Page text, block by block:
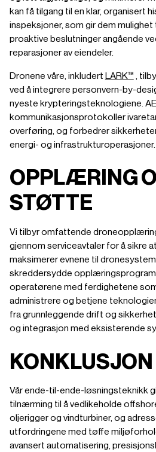
kan få tilgang til en klar, organisert
inspeksjoner, som gir dem mulighet
proaktive beslutninger angående
reparasjoner av eiendeler.
Dronene våre, inkludert LARK™ ,
ved å integrere personvern-by-
nyeste krypteringsteknologiene.
kommunikasjonsprotokoller
overføring, og forbedrer
energi- og infrastrukturoperasjoner.
OPPLÆRING
STØTTE
Vi tilbyr omfattende
gjennom serviceavtaler for å sikre
maksimerer evnene til
skreddersydde
operatørene med ferdighetene
administrere og betjene
fra grunnleggende drift og
og integrasjon med eksisterende
KONKLUSJON
Vår ende-til-ende-løsningsteknikk
tilnærming til å vedlikeholde
oljerigger og vindturbiner, og
utfordringene med tøffe
avansert automatisering,